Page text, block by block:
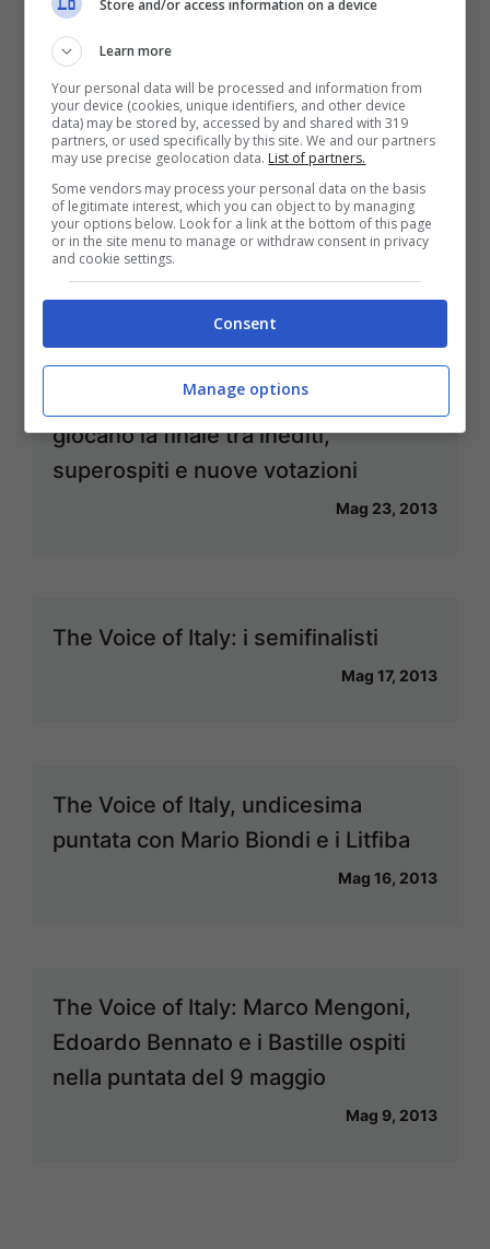
Modà e PSY ospiti della finale
The Voice of Italy, i quattro finalisti si
raccontano tra emozioni e speranze
The Voice of Italy, otto voci si
giocano la finale tra inediti,
superospiti e nuove votazioni
Mag 23, 2013
The Voice of Italy: i semifinalisti
Mag 17, 2013
The Voice of Italy, undicesima
puntata con Mario Biondi e i Litfiba
Mag 16, 2013
The Voice of Italy: Marco Mengoni,
Edoardo Bennato e i Bastille ospiti
nella puntata del 9 maggio
Mag 9, 2013
Store and/or access information on a device
Learn more
Your personal data will be processed and information from
your device (cookies, unique identifiers, and other device
data) may be stored by, accessed by and shared with 319
partners, or used specifically by this site. We and our partners
may use precise geolocation data. List of partners.
Some vendors may process your personal data on the basis
of legitimate interest, which you can object to by managing
your options below. Look for a link at the bottom of this page
or in the site menu to manage or withdraw consent in privacy
and cookie settings.
Consent
Manage options